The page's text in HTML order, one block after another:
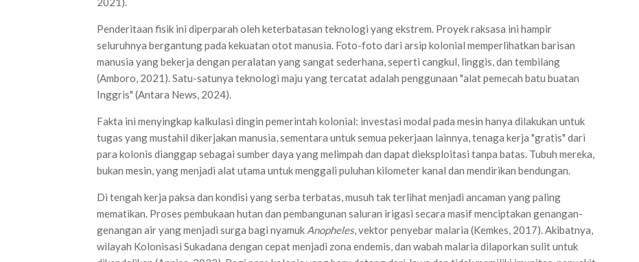
Penderitaan fisik ini diperparah oleh keterbatasan teknologi yang ekstrem. Proyek raksasa ini hampir
seluruhnya bergantung pada kekuatan otot manusia. Foto-foto dari arsip kolonial memperlihatkan barisan
manusia yang bekerja dengan peralatan yang sangat sederhana, seperti cangkul, linggis, dan tembilang
(Amboro, 2021). Satu-satunya teknologi maju yang tercatat adalah penggunaan "alat pemecah batu buatan
Inggris" (Antara News, 2024).
Fakta ini menyingkap kalkulasi dingin pemerintah kolonial: investasi modal pada mesin hanya dilakukan untuk
tugas yang mustahil dikerjakan manusia, sementara untuk semua pekerjaan lainnya, tenaga kerja "gratis" dari
para kolonis dianggap sebagai sumber daya yang melimpah dan dapat dieksploitasi tanpa batas. Tubuh mereka,
bukan mesin, yang menjadi alat utama untuk menggali puluhan kilometer kanal dan mendirikan bendungan.
Di tengah kerja paksa dan kondisi yang serba terbatas, musuh tak terlihat menjadi ancaman yang paling
mematikan. Proses pembukaan hutan dan pembangunan saluran irigasi secara masif menciptakan genangan-
genangan air yang menjadi surga bagi nyamuk Anopheles, vektor penyebar malaria (Kemkes, 2017). Akibatnya,
wilayah Kolonisasi Sukadana dengan cepat menjadi zona endemis, dan wabah malaria dilaporkan sulit untuk